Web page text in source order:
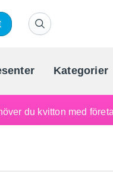
Kategorier
du kvitton med